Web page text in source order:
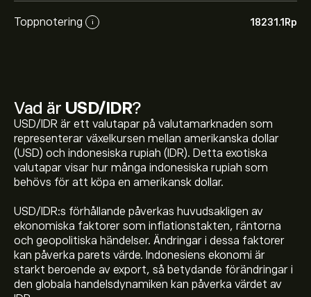
Toppnotering i 18231.1‎Rp‎
Vad är USD/IDR?
USD/IDR är ett valutapar på valutamarknaden som
representerar växelkursen mellan amerikanska dollar
(USD) och indonesiska rupiah (IDR). Detta exotiska
valutapar visar hur många indonesiska rupiah som
behövs för att köpa en amerikansk dollar.
USD/IDR:s förhållande påverkas huvudsakligen av
ekonomiska faktorer som inflationstakten, räntorna
och geopolitiska händelser. Ändringar i dessa faktorer
kan påverka parets värde. Indonesiens ekonomi är
starkt beroende av export, så betydande förändringar i
den globala handelsdynamiken kan påverka värdet av
USD/IDRs toppnotering är 18,231.10‎Rp‎